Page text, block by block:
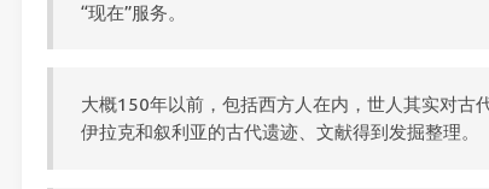
“现在”服务。
大概150年以前，包括西方人在内，世人其实对古
伊拉克和叙利亚的古代遗迹、文献得到发掘整理。